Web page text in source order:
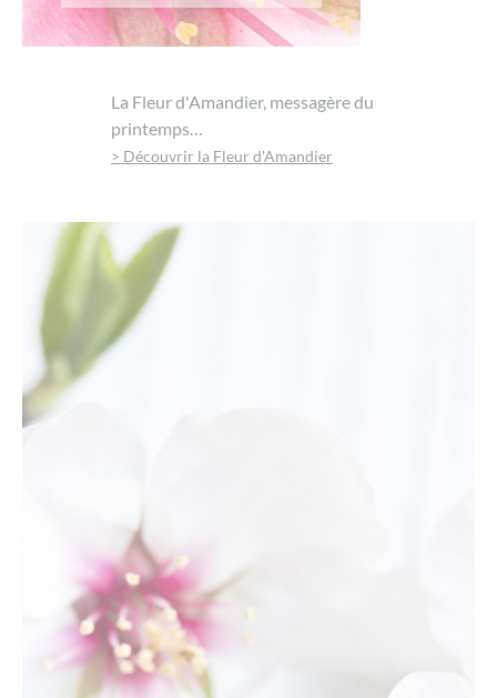
La Fleur d'Amandier, messagère du
printemps…
> Découvrir la Fleur d'Amandier